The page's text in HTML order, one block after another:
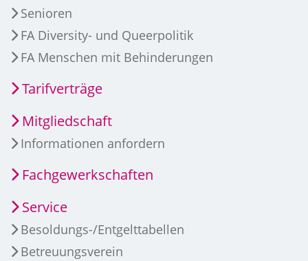
Senioren
FA Diversity- und Queerpolitik
FA Menschen mit Behinderungen
Tarifverträge
Mitgliedschaft
Informationen anfordern
Fachgewerkschaften
Service
Besoldungs-/Entgelttabellen
Betreuungsverein